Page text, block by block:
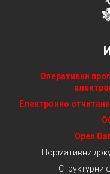
Оперативни
Електронно
Open
Нормативни
Структурни